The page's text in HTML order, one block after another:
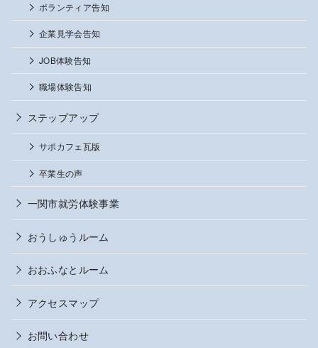
ボランティア告知
企業見学会告知
JOB体験告知
職場体験告知
ステップアップ
サポカフェ瓦版
卒業生の声
一関市就労体験事業
おうしゅうルーム
おおふなとルーム
アクセスマップ
お問い合わせ